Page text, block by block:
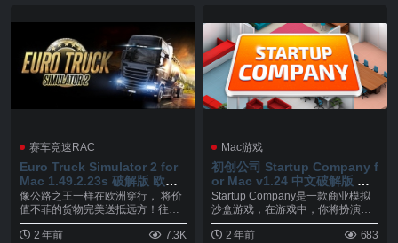
赛车竞速RAC
Euro Truck Simulator 2 for
Mac 1.49.2.23s 破解版 欧洲
卡车模拟器
像公路之王一样在欧洲穿行， 将价
值不菲的货物完美送抵远方！往返
于英国，比利时，德...
2 年前
7.3K
Mac游戏
初创公司 Startup Company f
or Mac v1.24 中文破解版 商
业模拟沙盒游戏
Startup Company是一款商业模拟
沙盒游戏，在游戏中，你将扮演一
家新公...
2 年前
683